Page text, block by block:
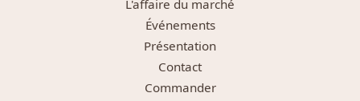
L'affaire du marché
Événements
Présentation
Contact
Commander